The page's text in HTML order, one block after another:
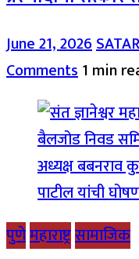
June 21, 2026
Comments1 min
पुणेमहाराष्ट्रसामाजिक